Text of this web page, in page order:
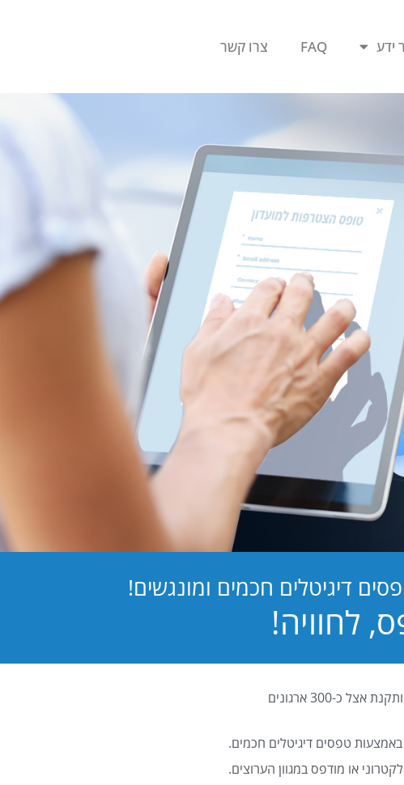
ידע FAQ צרו קשר
דיגיטלים חכמים ומונגשים!
PB Digital (PrintBOS Digital) הינה המערכת לטפסים דיגיטלים המובילה בישראל ומותקנת אצל כ-300 ארגונים
טפסים דיגיטלים חכמים.
או מודפס במגוון הערוצים.